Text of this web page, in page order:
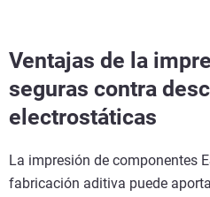
Ventajas de la
seguras contra
electrostáticas
La impresión de componentes
fabricación aditiva puede